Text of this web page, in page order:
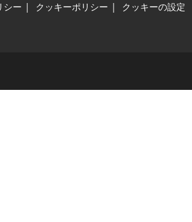
シー クッキーポリシー クッキーの設定